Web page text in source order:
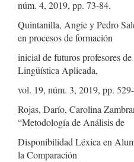
núm. 4, 2019, pp. 73-84.
Quintanilla, Angie y Pedro
en procesos de formación
inicial de futuros profesores
Lingüística Aplicada,
vol. 19, núm. 3, 2019, pp.
Rojas, Darío, Carolina
“Metodología de Análisis de
Disponibilidad Léxica en
la Comparación